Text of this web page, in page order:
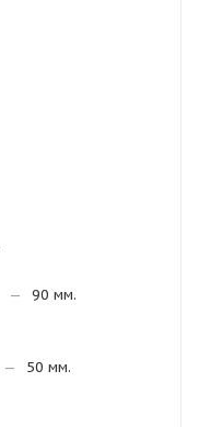
—
90 мм.
— 50 мм.